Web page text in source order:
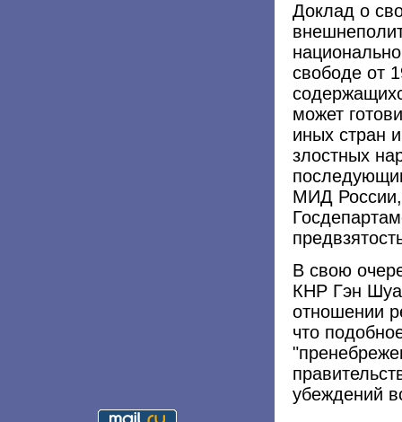
Доклад о
свободе от
может
иных стран
злостных
МИД
В свою
КНР Гэн
отношении
что
убеждений